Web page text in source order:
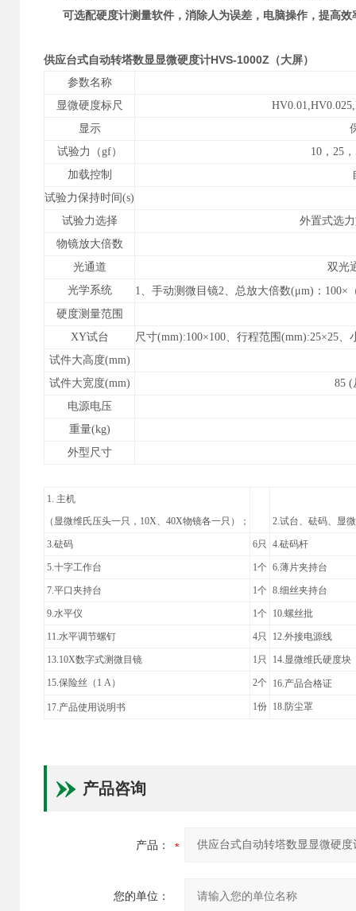
可选配硬度计测量软件，消除人为误差，电脑操作，提高
供应台式自动转塔数显显微硬度计HVS-1000Z （大屏）
参数名称
显微硬度标尺
显示
试验力（gf） 10， 25，
加载控制
试验力保持时间(s)
试验力选择
外置式选
物镜放大倍数
光通道
双光
光学系统
1、 手动测微目镜2、总放大倍数(μm) ： 100×
硬度测量范围
XY试台 尺寸(mm):100×100、 行程范围 (mm):25×25、
试件大高度(mm)
试件大宽度(mm) 85 (
电源电压
重量(kg)
外型尺寸
1. 主机
（显微维氏压头一只，10X、 40X物镜各一只）； 2.试台、砝码、显
3.砝码 6只 4.砝码
5.十字工作台 1个 6.薄片夹持
7.平口夹持台 1个 8.细丝夹持
9.水平仪 1个 10.螺丝
11.水平调节螺钉 4只 12.外接电
13.10X数字式测微目镜 1只 14.显微维氏硬度块
15.保险丝（1 A） 2个 16.产品合格证
17.产品使用说明书 1份 18.防尘
产品咨询
产品：
您的单位：